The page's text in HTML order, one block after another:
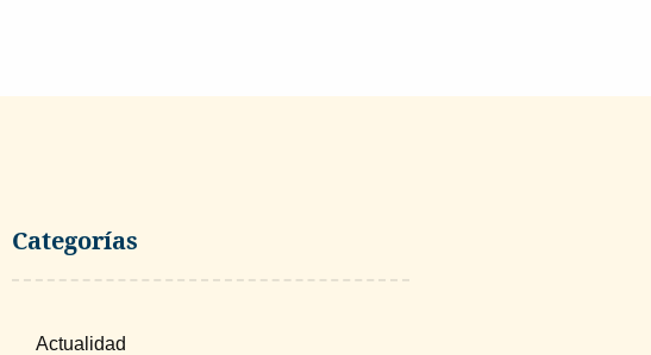
Categorías
Actualidad